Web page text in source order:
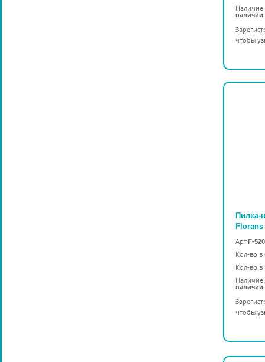
Наличие
наличии
чтобы
Пилка-
Florans
Арт.F-
Кол-во
Кол-во
Наличие
наличии
чтобы